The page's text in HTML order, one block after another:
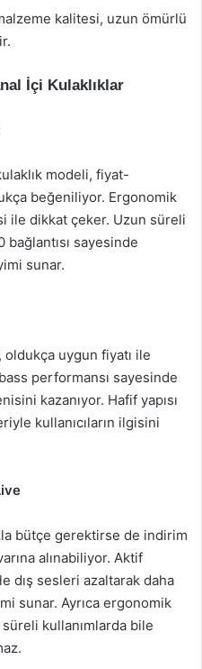
kalitesi, uzun ömürlü
İçi Kulaklıklar
modeli, fiyat-
beğeniliyor. Ergonomik
ile dikkat çeker. Uzun süreli
sayesinde
sunar.
oldukça uygun fiyatı ile
performansı sayesinde
kazanıyor. Hafif yapısı
kullanıcıların ilgisini
bütçe gerektirse de indirim
alınabiliyor. Aktif
dış sesleri azaltarak daha
sunar. Ayrıca ergonomik
kullanımlarda bile